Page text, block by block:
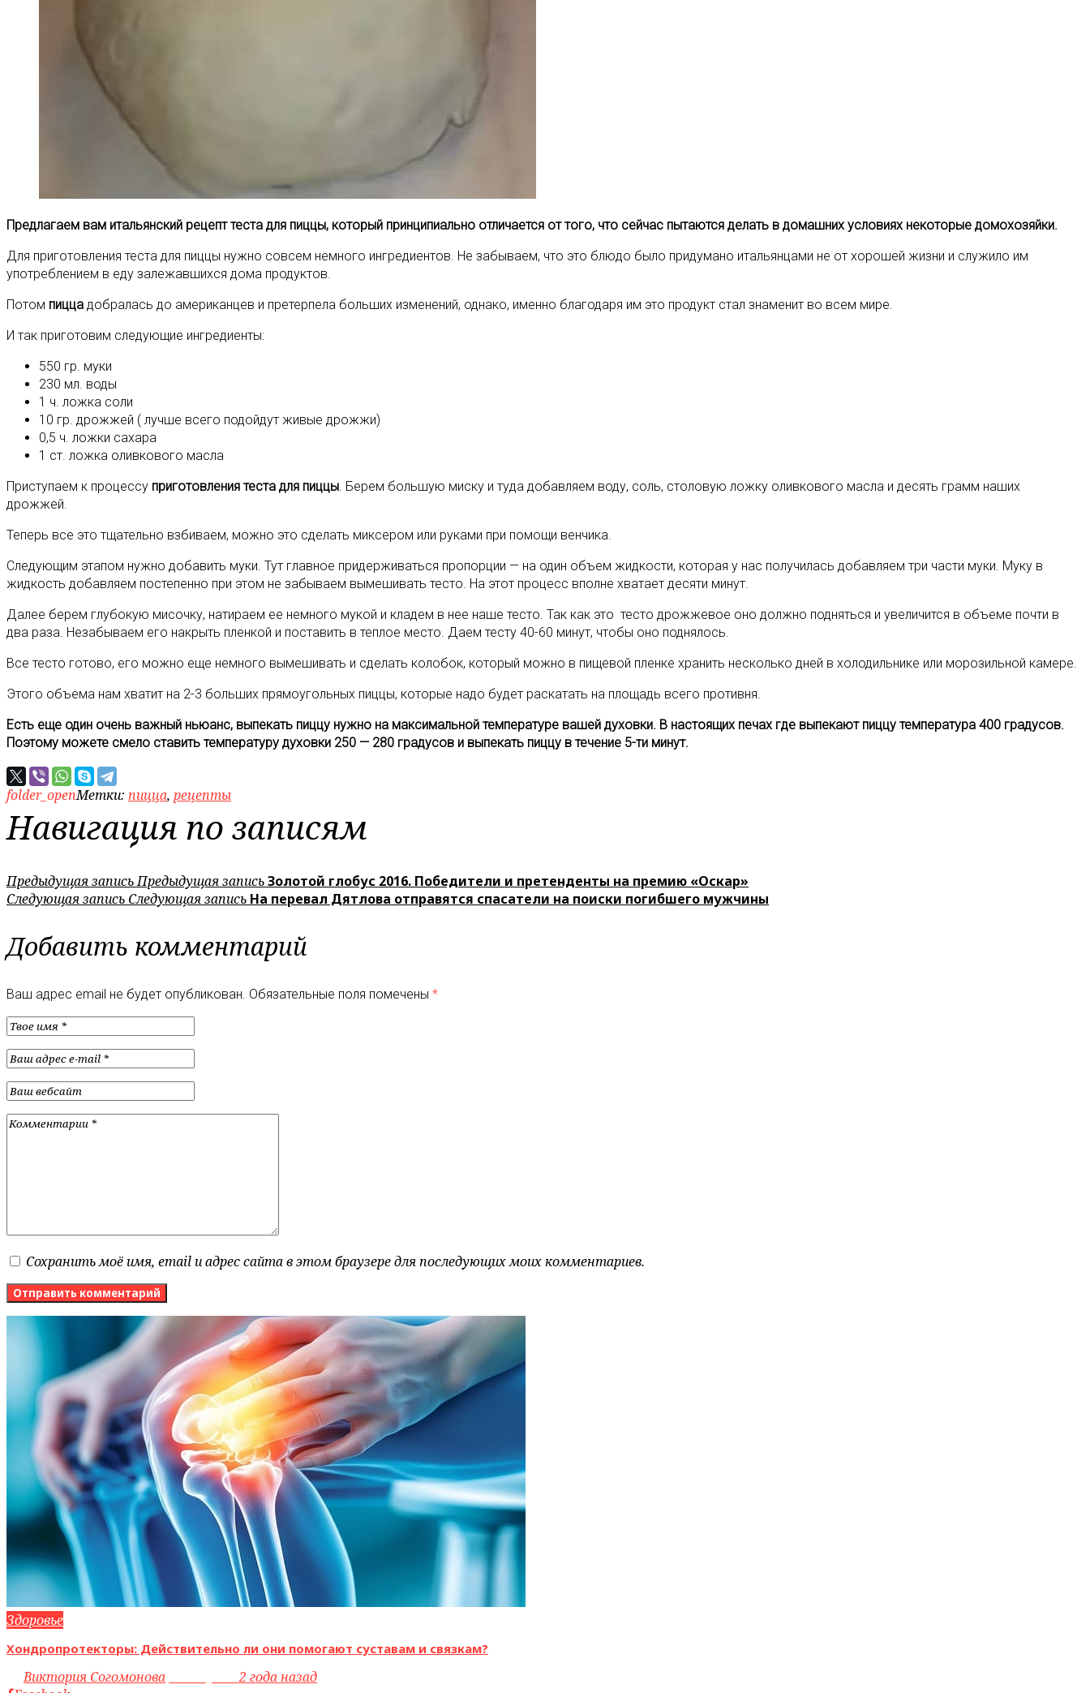
Предлагаем вам итальянский рецепт теста для пиццы, который принципиально отличается от того, что сейчас пытаются делать в домашних условиях некоторые домохозяйки.
Для приготовления теста для пиццы нужно совсем немного ингредиентов. Не забываем, что это блюдо было придумано итальянцами не от хорошей жизни и служило им
употреблением в еду залежавшихся дома продуктов.
Потом пицца добралась до американцев и претерпела больших изменений, однако, именно благодаря им это продукт стал знаменит во всем мире.
И так приготовим следующие ингредиенты:
550 гр. муки
230 мл. воды
1 ч. ложка соли
10 гр. дрожжей ( лучше всего подойдут живые дрожжи)
0,5 ч. ложки сахара
1 ст. ложка оливкового масла
Приступаем к процессу приготовления теста для пиццы. Берем большую миску и туда добавляем воду, соль, столовую ложку оливкового масла и десять грамм наших
дрожжей.
Теперь все это тщательно взбиваем, можно это сделать миксером или руками при помощи венчика.
Следующим этапом нужно добавить муки. Тут главное придерживаться пропорции — на один объем жидкости, которая у нас получилась добавляем три части муки. Муку в
жидкость добавляем постепенно при этом не забываем вымешивать тесто. На этот процесс вполне хватает десяти минут.
Далее берем глубокую мисочку, натираем ее немного мукой и кладем в нее наше тесто. Так как это тесто дрожжевое оно должно подняться и увеличится в объеме почти в
два раза. Незабываем его накрыть пленкой и поставить в теплое место. Даем тесту 40-60 минут, чтобы оно поднялось.
Все тесто готово, его можно еще немного вымешивать и сделать колобок, который можно в пищевой пленке хранить несколько дней в холодильнике или морозильной камере.
Этого объема нам хватит на 2-3 больших прямоугольных пиццы, которые надо будет раскатать на площадь всего противня.
Есть еще один очень важный ньюанс, выпекать пиццу нужно на максимальной температуре вашей духовки. В настоящих печах где выпекают пиццу температура 400 градусов.
Поэтому можете смело ставить температуру духовки 250 — 280 градусов и выпекать пиццу в течение 5-ти минут.
folder_openМетки: пицца, рецепты
Навигация по записям
Предыдущая записьПредыдущая записьЗолотой глобус 2016. Победители и претенденты на премию «Оскар»
Следующая запись Следующая запись На перевал Дятлова отправятся спасатели на поиски погибшего мужчины
Добавить комментарий
Ваш адрес email не будет опубликован. Обязательные поля помечены *
Сохранить моё имя, email и адрес сайта в этом браузере для последующих моих комментариев.
Здоровье
Хондропротекторы: Действительно ли они помогают суставам и связкам?
byВиктория Согомонова access_time2 года назад